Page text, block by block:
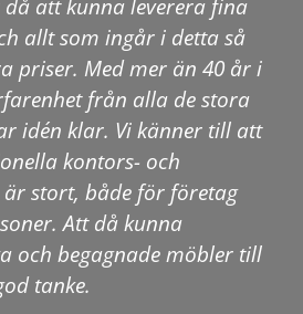
att kunna leverera fina
allt som ingår i detta så
priser. Med mer än 40 år i
från alla de stora
idén klar. Vi känner till att
kontors- och
stort, både för företag
Att då kunna
och begagnade möbler till
tanke.